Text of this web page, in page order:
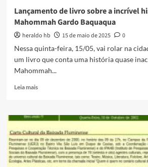
Lançamento de livro sobre a incrível
Mahommah Gardo Baquaqua
heraldo hb 15 de maio de 2025
0
Nessa quinta-feira, 15/05, vai rolar na
um livro que conta uma história quase
Mahommah...
Leia maisRead
Lançamento
livro
sobre
a
incrível